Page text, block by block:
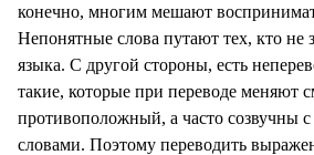
конечно, многим мешают
Непонятные слова путают тех, кто не
языка. С другой стороны, есть
такие, которые при переводе меняют
противоположный, а часто созвучны
словами. Поэтому переводить